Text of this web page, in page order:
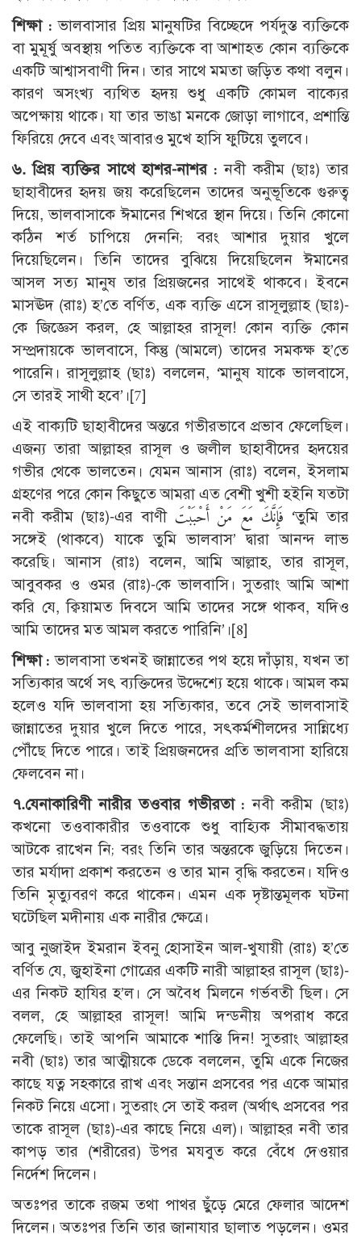
শিক্ষা : ভালবাসার প্রিয় মানুষটির বিচ্ছেদে পর্যদুস্ত ব্যক্তিকে
বা মুমূর্ষু অবস্থায় পতিত ব্যক্তিকে বা আশাহত কোন ব্যক্তিকে
একটি আশ্বাসবাণী দিন। তার সাথে মমতা জড়িত কথা বলুন।
কারণ অসংখ্য ব্যথিত হৃদয় শুধু একটি কোমল বাক্যের
অপেক্ষায় থাকে। যা তার ভাঙা মনকে জোড়া লাগাবে, প্রশান্তি
ফিরিয়ে দেবে এবং আবারও মুখে হাসি ফুটিয়ে তুলবে।
৬. প্রিয় ব্যক্তির সাথে হাশর-নাশর : নবী করীম (ছাঃ) তার
ছাহাবীদের হৃদয় জয় করেছিলেন তাদের অনুভূতিকে গুরুত্ব
দিয়ে, ভালবাসাকে ঈমানের শিখরে স্থান দিয়ে। তিনি কোনো
কঠিন শর্ত চাপিয়ে দেননি; বরং আশার দুয়ার খুলে
দিয়েছিলেন। তিনি তাদের বুঝিয়ে দিয়েছিলেন ঈমানের
আসল সত্য মানুষ তার প্রিয়জনের সাথেই থাকবে। ইবনে
মাসঊদ (রাঃ) হ’তে বর্ণিত, এক ব্যক্তি এসে রাসূলুল্লাহ (ছাঃ)-
কে জিজ্ঞেস করল, হে আল্লাহর রাসূল! কোন ব্যক্তি কোন
সম্প্রদায়কে ভালবাসে, কিন্তু (আমলে) তাদের সমকক্ষ হ’তে
পারেনি। রাসূলুল্লাহ (ছাঃ) বললেন, ‘মানুষ যাকে ভালবাসে,
সে তারই সাথী হবে’।[7]
এই বাক্যটি ছাহাবীদের অন্তরে গভীরভাবে প্রভাব ফেলেছিল।
এজন্য তারা আল্লাহর রাসূল ও জলীল ছাহাবীদের হৃদয়ের
গভীর থেকে ভালতেন। যেমন আনাস (রাঃ) বলেন, ইসলাম
গ্রহণের পরে কোন কিছুতে আমরা এত বেশী খুশী হইনি যতটা
নবী করীম (ছাঃ)-এর বাণী فَإِنَّكَ مَعَ مَنْ أَحْبَبْتَ ‘তুমি তার
সঙ্গেই (থাকবে) যাকে তুমি ভালবাস’ দ্বারা আনন্দ লাভ
করেছি। আনাস (রাঃ) বলেন, আমি আল্লাহ, তার রাসূল,
আবুবকর ও ওমর (রাঃ)-কে ভালবাসি। সুতরাং আমি আশা
করি যে, ক্বিয়ামত দিবসে আমি তাদের সঙ্গে থাকব, যদিও
আমি তাদের মত আমল করতে পারিনি’।[8]
শিক্ষা : ভালবাসা তখনই জান্নাতের পথ হয়ে দাঁড়ায়, যখন তা
সত্যিকার অর্থে সৎ ব্যক্তিদের উদ্দেশ্যে হয়ে থাকে। আমল কম
হলেও যদি ভালবাসা হয় সত্যিকার, তবে সেই ভালবাসাই
জান্নাতের দুয়ার খুলে দিতে পারে, সৎকর্মশীলদের সান্নিধ্যে
পৌঁছে দিতে পারে। তাই প্রিয়জনদের প্রতি ভালবাসা হারিয়ে
ফেলবেন না।
৭.যেনাকারিণী নারীর তওবার গভীরতা :নবী করীম (ছাঃ)
কখনো তওবাকারীর তওবাকে শুধু বাহ্যিক সীমাবদ্ধতায়
আটকে রাখেন নি; বরং তিনি তার অন্তরকে জুড়িয়ে দিতেন।
তার মর্যাদা প্রকাশ করতেন ও তার মান বৃদ্ধি করতেন। যদিও
তিনি মৃত্যুবরণ করে থাকেন। এমন এক দৃষ্টান্তমূলক ঘটনা
ঘটেছিল মদীনায় এক নারীর ক্ষেত্রে।
আবু নুজাইদ ইমরান ইবনু হোসাইন আল-খুযায়ী (রাঃ) হ’তে
বর্ণিত যে, জুহাইনা গোত্রের একটি নারী আল্লাহর রাসূল (ছাঃ)-
এর নিকট হাযির হ’ল। সে অবৈধ মিলনে গর্ভবতী ছিল। সে
বলল, হে আল্লাহর রাসূল! আমি দন্ডনীয় অপরাধ করে
ফেলেছি। তাই আপনি আমাকে শাস্তি দিন! সুতরাং আল্লাহর
নবী (ছাঃ) তার আত্মীয়কে ডেকে বললেন, তুমি একে নিজের
কাছে যত্ন সহকারে রাখ এবং সন্তান প্রসবের পর একে আমার
নিকট নিয়ে এসো। সুতরাং সে তাই করল (অর্থাৎ প্রসবের পর
তাকে রাসূল (ছাঃ)-এর কাছে নিয়ে এল)। আল্লাহর নবী তার
কাপড় তার (শরীরের) উপর মযবুত করে বেঁধে দেওয়ার
নির্দেশ দিলেন।
অতঃপর তাকে রজম তথা পাথর ছুঁড়ে মেরে ফেলার আদেশ
দিলেন। অতঃপর তিনি তার জানাযার ছালাত পড়লেন। ওমর